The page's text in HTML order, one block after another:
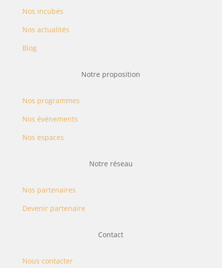
Nos incubés
Nos actualités
Blog
Notre proposition
Nos programmes
Nos événements
Nos espaces
Notre réseau
Nos partenaires
Devenir partenaire
Contact
Nous contacter